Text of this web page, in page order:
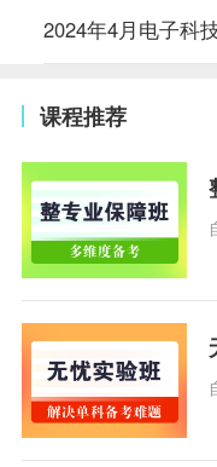
2024年4月电子科
课程推荐